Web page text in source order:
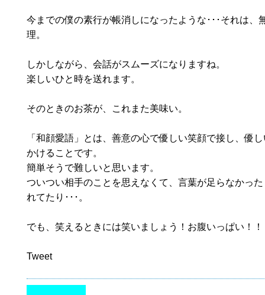
今までの僕の素行が帳消しになったような･･･それは、
理。
しかしながら、会話がスムーズになりますね。
楽しいひと時を送れます。
そのときのお茶が、これまた美味い。
「和顔愛語」とは、善意の心で優しい笑顔で接し、優
かけることです。
簡単そうで難しいと思います。
ついつい相手のことを思えなくて、言葉が足らなかった
れてたり･･･。
でも、笑えるときには笑いましょう！お腹いっぱい！！
Tweet